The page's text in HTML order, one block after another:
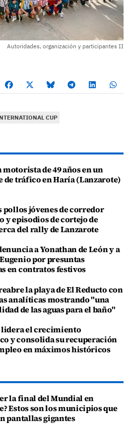
Autoridades, organización y participantes II
CUP
motorista de 49 años en un
de tráfico en Haría (Lanzarote)
pollos jóvenes de corredor
y episodios de cortejo de
del rally de Lanzarote
a Yonathan de León y a
por presuntas
en contratos festivos
la playa de El Reducto con
analíticas mostrando "una
de las aguas para el baño"
lidera el crecimiento
y consolida su recuperación
en máximos históricos
la final del Mundial en
Estos son los municipios que
pantallas gigantes